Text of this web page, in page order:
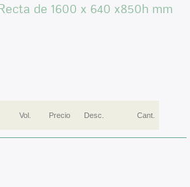
de 1600 x 640 x850h mm
Vol. Precio Desc. Cant.